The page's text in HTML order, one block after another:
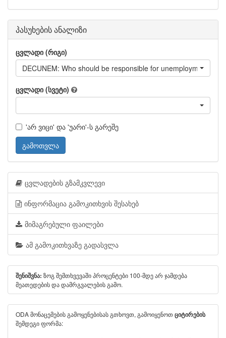
პასუხების ანალიზი
ცვლადი (რიგი)
DECUNEM: Who should be responsible for unemployment?
ცვლადი (სვეტი)
'არ ვიცი' და 'უარი'-ს გარეშე
გამოთვლა
ცვლადების გზამკვლევი
ინფორმაცია გამოკითხვის შესახებ
მიმაგრებული ფაილები
ამ გამოკითხვაზე გადასვლა
შენიშვნა: ზოგ შემთხვევაში პროცენტები 100-მდე არ ჯამდება
მეათედების და დამრგვალების გამო.
ODA მონაცემების გამოყენებისას გთხოვთ, გამოიყენოთ ციტირების
შემდეგი ფორმა: